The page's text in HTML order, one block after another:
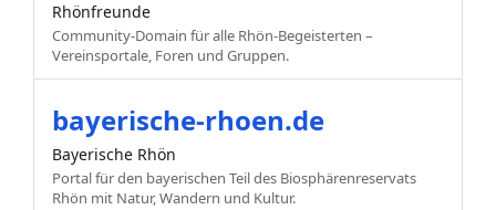
Rhönfreunde
Community-Domain für alle Rhön-Begeisterten –
Vereinsportale, Foren und Gruppen.
bayerische-rhoen.de
Bayerische Rhön
Portal für den bayerischen Teil des Biosphärenreservats
Rhön mit Natur, Wandern und Kultur.